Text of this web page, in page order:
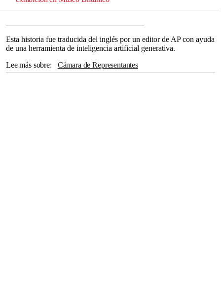
Esta historia fue traducida del inglés por un editor de AP con ayuda
de una herramienta de inteligencia artificial generativa.
Lee más sobre
Cámara de Representantes